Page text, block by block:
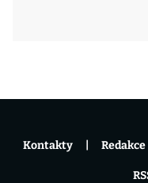
Kontakty Redakce